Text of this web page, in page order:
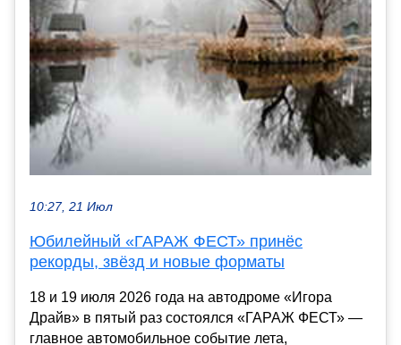
10:27, 21 Июл
Юбилейный «ГАРАЖ ФЕСТ» принёс
рекорды, звёзд и новые форматы
18 и 19 июля 2026 года на автодроме «Игора
Драйв» в пятый раз состоялся «ГАРАЖ ФЕСТ» —
главное автомобильное событие лета,